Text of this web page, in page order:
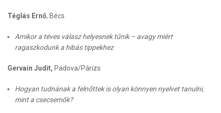
Téglás Ernő, Bécs
Amikor a téves válasz helyesnek tűnik – avagy miért
ragaszkodunk a hibás tippekhez
Gervain Judit, Padova/Párizs
Hogyan tudnának a felnőttek is olyan könnyen nyelvet tanulni,
mint a csecsemők?